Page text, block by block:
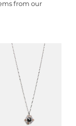
from our